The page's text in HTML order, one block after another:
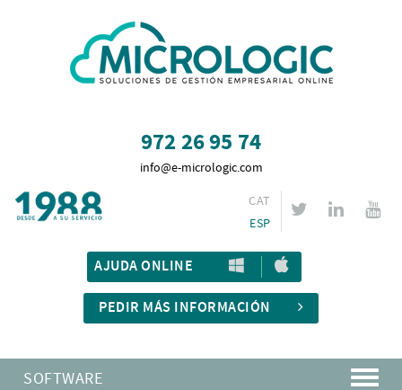
972 26 95 74
info@e-micrologic.com
CAT
ESP
AJUDA ONLINE
PEDIR MÁS INFORMACIÓN
SOFTWARE